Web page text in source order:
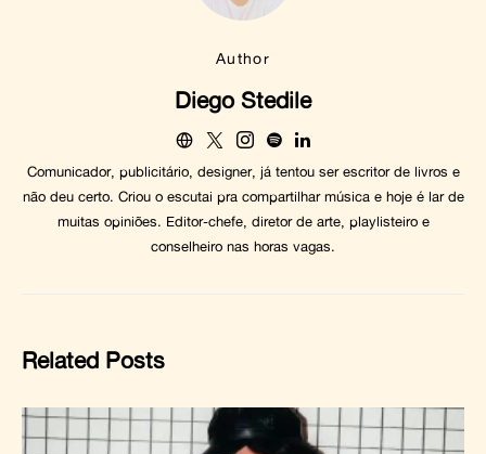
Author
Diego Stedile
Comunicador, publicitário, designer, já tentou ser escritor de livros e
não deu certo. Criou o escutai pra compartilhar música e hoje é lar de
muitas opiniões. Editor-chefe, diretor de arte, playlisteiro e
conselheiro nas horas vagas.
Related Posts